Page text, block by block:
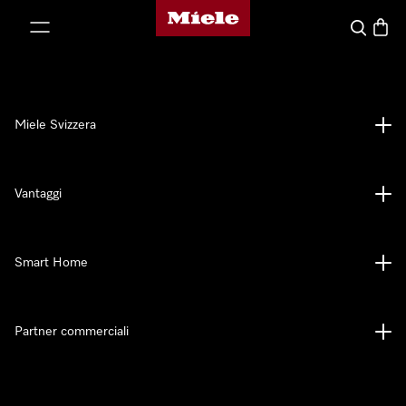
Homepage di Miele
Cerca
Miele Svizzera
Vantaggi
Smart Home
Partner commerciali